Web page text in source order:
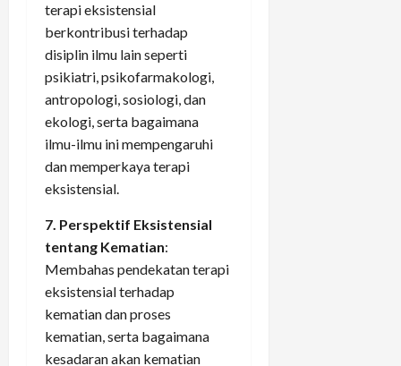
terapi eksistensial
berkontribusi terhadap
disiplin ilmu lain seperti
psikiatri, psikofarmakologi,
antropologi, sosiologi, dan
ekologi, serta bagaimana
ilmu-ilmu ini mempengaruhi
dan memperkaya terapi
eksistensial.
7. Perspektif Eksistensial
tentang Kematian:
Membahas pendekatan terapi
eksistensial terhadap
kematian dan proses
kematian, serta bagaimana
kesadaran akan kematian